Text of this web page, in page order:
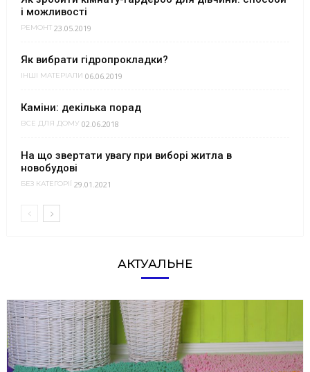
і можливості
РЕМОНТ 23.05.2019
Як вибрати гідропрокладки?
ІНШІ МАТЕРІАЛИ 06.06.2019
Каміни: декілька порад
ВСЕ ДЛЯ ДОМУ 02.06.2018
На що звертати увагу при виборі житла в
новобудові
БЕЗ КАТЕГОРІЇ 29.01.2021
АКТУАЛЬНЕ